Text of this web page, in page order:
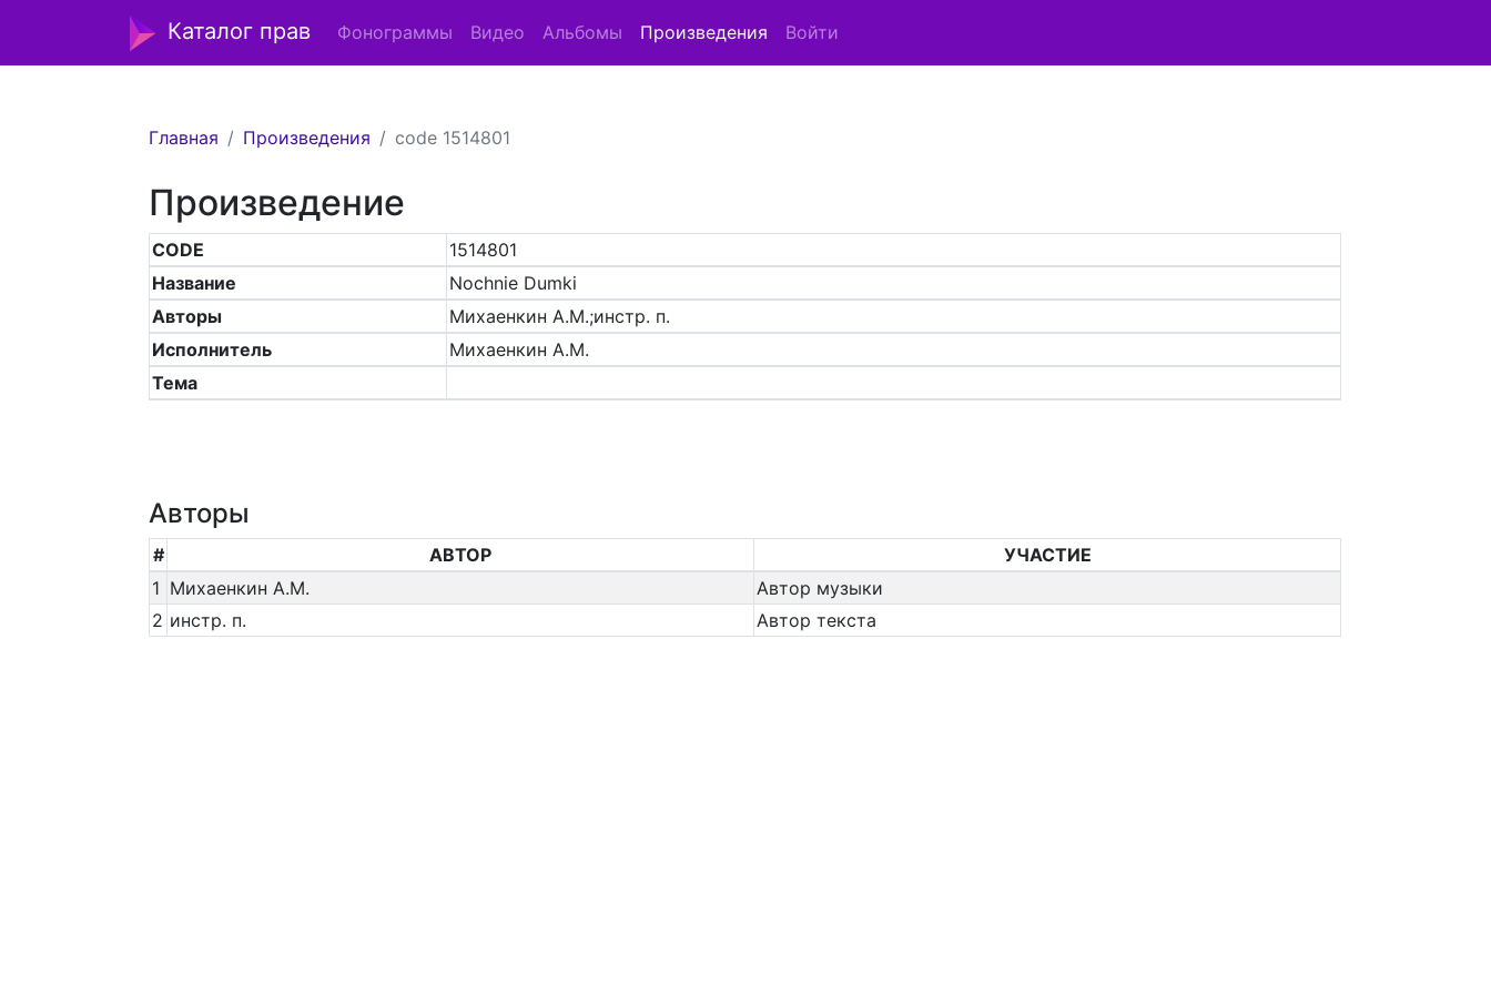
Каталог прав Фонограммы Видео Альбомы Произведения Войти
Главная Произведения code 1514801
Произведение
CODE
1514801
Название
Nochnie Dumki
Авторы
Михаенкин А.М.;инстр. п.
Исполнитель
Михаенкин А.М.
Тема
Авторы
# АВТОР
УЧАСТИЕ
1 Михаенкин А.М.
Автор музыки
2 инстр. п. Автор текста